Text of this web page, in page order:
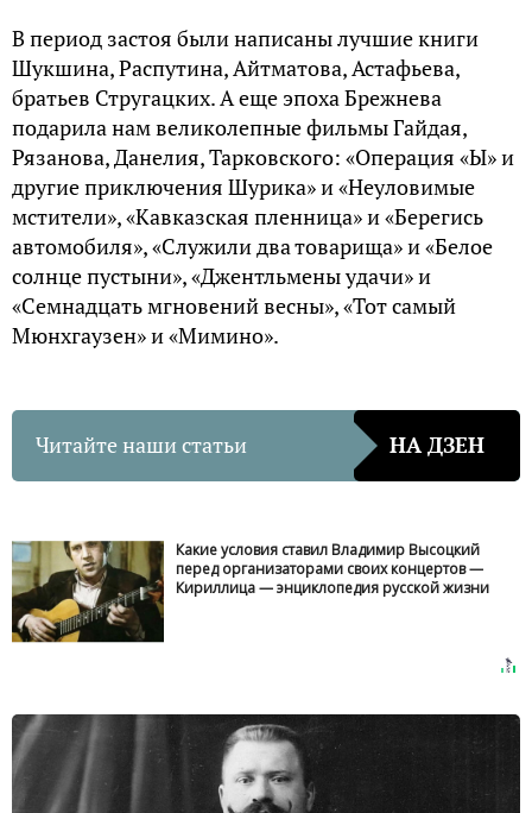
В период застоя были написаны лучшие книги
Шукшина, Распутина, Айтматова, Астафьева,
братьев Стругацких. А еще эпоха Брежнева
подарила нам великолепные фильмы Гайдая,
Рязанова, Данелия, Тарковского: «Операция «Ы» и
другие приключения Шурика» и «Неуловимые
мстители», «Кавказская пленница» и «Берегись
автомобиля», «Служили два товарища» и «Белое
солнце пустыни», «Джентльмены удачи» и
«Семнадцать мгновений весны», «Тот самый
Мюнхгаузен» и «Мимино».
Читайте наши статьи НА ДЗЕН
Какие условия ставил Владимир Высоцкий
перед организаторами своих концертов —
Кириллица — энциклопедия русской жизни